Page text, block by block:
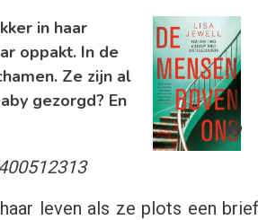
in haar
oppakt. In de
Ze zijn al
gezorgd? En
leven als ze plots een brief